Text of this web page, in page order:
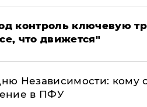
контроль ключевую
что движется"
Независимости: кому
в ПФУ